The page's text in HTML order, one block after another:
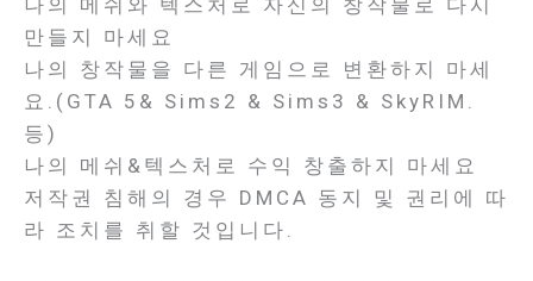
나의 메쉬와 텍스처로 자신의 창작물로 다시
만들지 마세요
나의 창작물을 다른 게임으로 변환하지 마세
요.(GTA 5& Sims2 & Sims3 & SkyRIM.
등)
나의 메쉬&텍스처로 수익 창출하지 마세요
저작권 침해의 경우 DMCA 동지 및 권리에 따
라 조치를 취할 것입니다.